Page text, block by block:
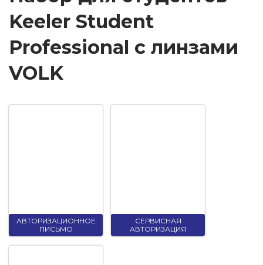
Keeler Student
Professional с линзами
VOLK
АВТОРИЗАЦИОННОЕ
ПИСЬМО
СЕРВИСНАЯ
АВТОРИЗАЦИЯ